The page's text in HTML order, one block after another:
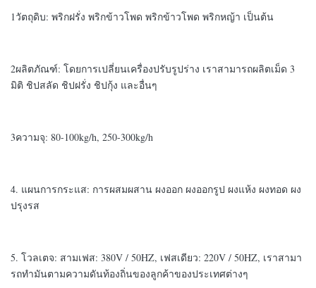
1วัตถุดิบ: พริกฝรั่ง พริกข้าวโพด พริกข้าวโพด พริกหญ้า เป็นต้น
2ผลิตภัณฑ์: โดยการเปลี่ยนเครื่องปรับรูปร่าง เราสามารถผลิตเม็ด 3
มิติ ชิปสลัด ชิปฝรั่ง ชิปกุ้ง และอื่นๆ
3ความจุ: 80-100kg/h, 250-300kg/h
4. แผนการกระแส: การผสมผสาน ผงออก ผงออกรูป ผงแห้ง ผงทอด ผง
ปรุงรส
5. โวลเตจ: สามเฟส: 380V / 50HZ, เฟสเดียว: 220V / 50HZ, เราสามา
รถทํามันตามความดันท้องถิ่นของลูกค้าของประเทศต่างๆ